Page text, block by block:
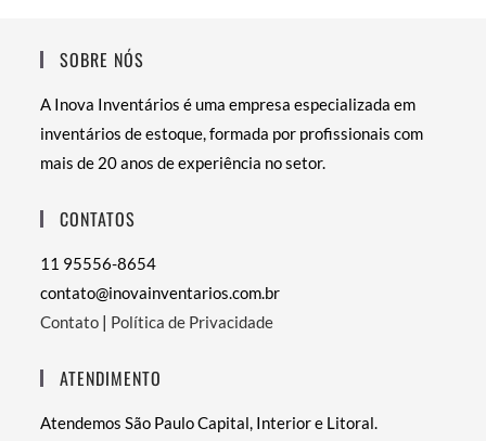
SOBRE NÓS
A Inova Inventários é uma empresa especializada em
inventários de estoque, formada por profissionais com
mais de 20 anos de experiência no setor.
CONTATOS
11 95556-8654
contato@inovainventarios.com.br
Contato | Política de Privacidade
ATENDIMENTO
Atendemos São Paulo Capital, Interior e Litoral.